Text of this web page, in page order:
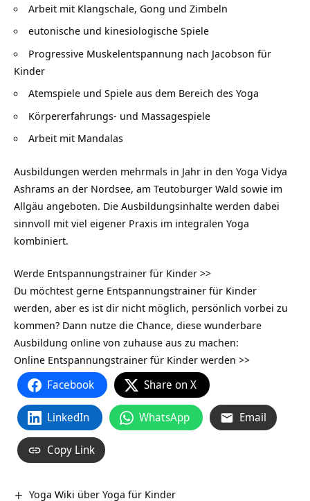
Arbeit mit Klangschale, Gong und Zimbeln
eutonische und kinesiologische Spiele
Progressive Muskelentspannung nach Jacobson für
Kinder
Atemspiele und Spiele aus dem Bereich des Yoga
Körpererfahrungs- und Massagespiele
Arbeit mit Mandalas
Ausbildungen werden mehrmals in Jahr in den Yoga Vidya
Ashrams an der Nordsee, am Teutoburger Wald sowie im
Allgäu angeboten. Die Ausbildungsinhalte werden dabei
sinnvoll mit viel eigener Praxis im integralen Yoga
kombiniert.
Werde Entspannungstrainer für Kinder >>
Du möchtest gerne Entspannungstrainer für Kinder
werden, aber es ist dir nicht möglich, persönlich vorbei zu
kommen? Dann nutze die Chance, diese wunderbare
Ausbildung online von zuhause aus zu machen:
Online Entspannungstrainer für Kinder werden >>
Facebook Share on X
LinkedIn WhatsApp Email
Copy Link
Yoga Wiki über Yoga für Kinder